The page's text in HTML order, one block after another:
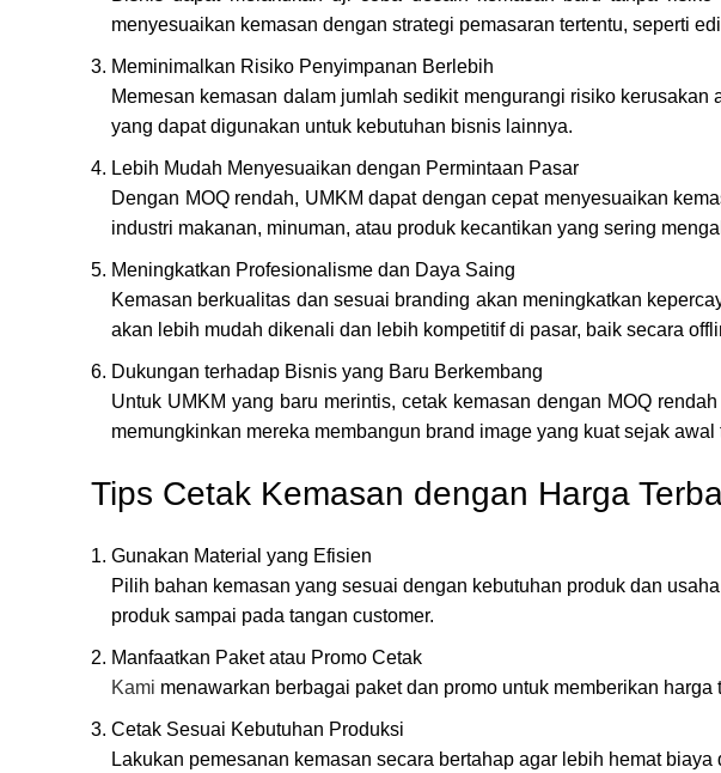
menyesuaikan kemasan dengan strategi pemasaran tertentu, seperti
Meminimalkan Risiko Penyimpanan Berlebih
Memesan kemasan dalam jumlah sedikit mengurangi risiko
yang dapat digunakan untuk kebutuhan bisnis lainnya.
Lebih Mudah Menyesuaikan dengan Permintaan Pasar
Dengan MOQ rendah, UMKM dapat dengan cepat menyesuaikan
industri makanan, minuman, atau produk kecantikan yang sering
Meningkatkan Profesionalisme dan Daya Saing
Kemasan berkualitas dan sesuai branding akan meningkatkan
akan lebih mudah dikenali dan lebih kompetitif di pasar, baik secara
Dukungan terhadap Bisnis yang Baru Berkembang
Untuk UMKM yang baru merintis, cetak kemasan dengan MOQ
memungkinkan mereka membangun brand image yang kuat sejak
Tips Cetak Kemasan dengan Harga
Gunakan Material yang Efisien
Pilih bahan kemasan yang sesuai dengan kebutuhan produk dan
produk sampai pada tangan customer.
Manfaatkan Paket atau Promo Cetak
Kami menawarkan berbagai paket dan promo untuk memberikan
Cetak Sesuai Kebutuhan Produksi
Lakukan pemesanan kemasan secara bertahap agar lebih hemat